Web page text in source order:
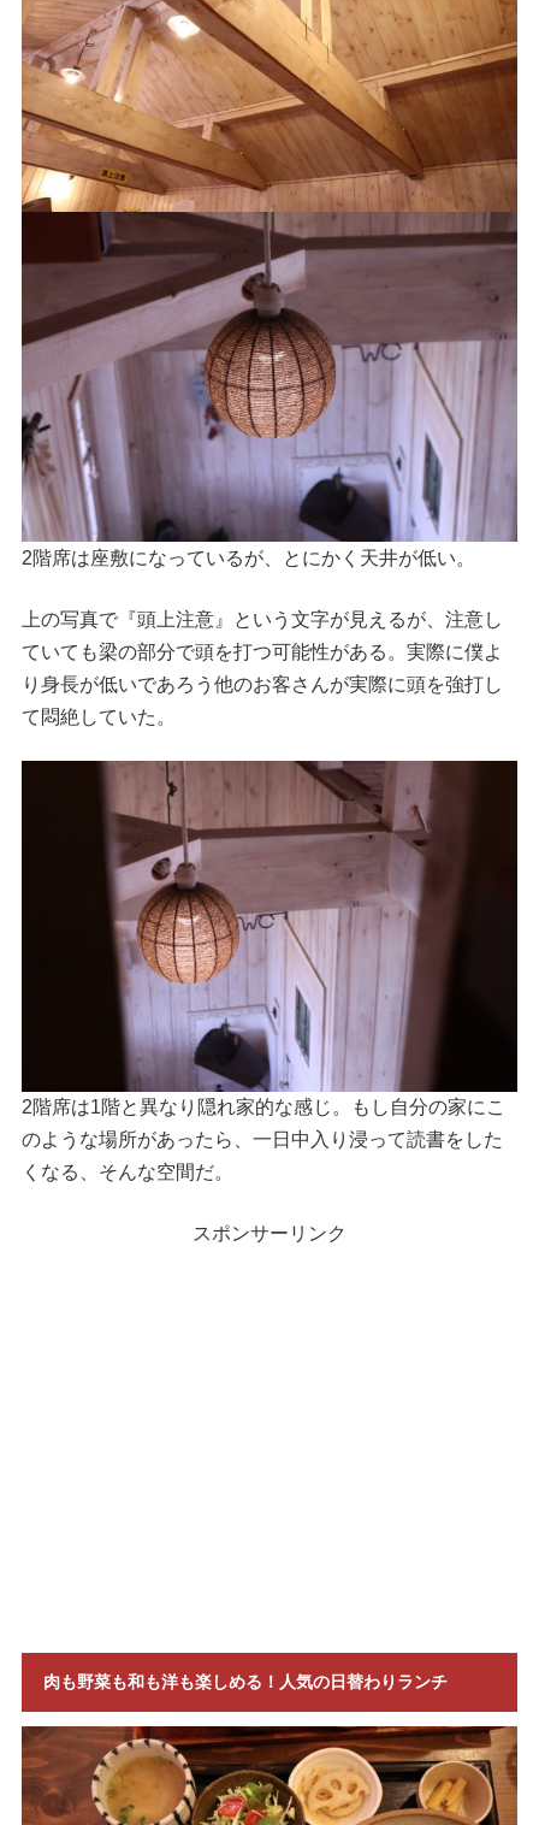
2階席は座敷になっているが、とにかく天井が低い。
上の写真で『頭上注意』という文字が見えるが、注意し
ていても梁の部分で頭を打つ可能性がある。実際に僕よ
り身長が低いであろう他のお客さんが実際に頭を強打し
て悶絶していた。
2階席は1階と異なり隠れ家的な感じ。もし自分の家にこ
のような場所があったら、一日中入り浸って読書をした
くなる、そんな空間だ。
スポンサーリンク
肉も野菜も和も洋も楽しめる！人気の日替わりランチ